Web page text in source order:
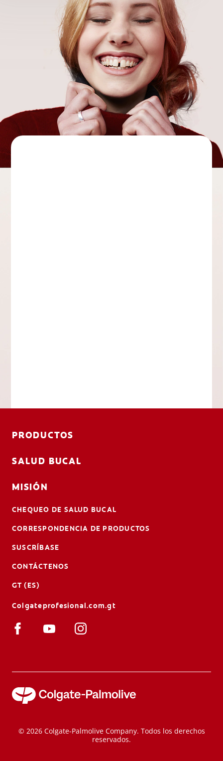
PRODUCTOS
SALUD BUCAL
MISIÓN
CHEQUEO DE SALUD BUCAL
CORRESPONDENCIA DE PRODUCTOS
SUSCRÍBASE
CONTÁCTENOS
GT (ES)
Colgateprofesional.com.gt
© 2026 Colgate-Palmolive Company. Todos los derechos
reservados.